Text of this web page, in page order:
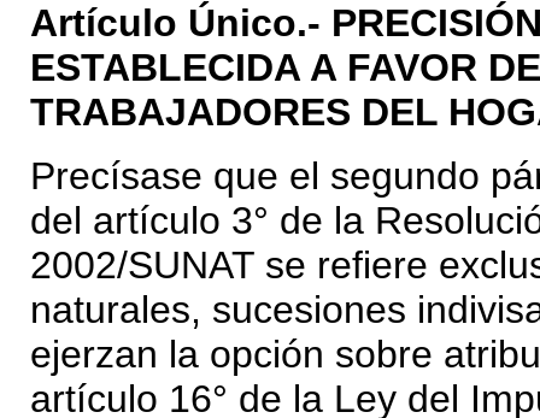
Artículo Único.-
ESTABLECIDA A FAVOR
TRABAJADORES DEL
Precísase que el segundo
del artículo 3° de la
2002/SUNAT se refiere
naturales, sucesiones
ejerzan la opción sobre
artículo 16° de la Ley del